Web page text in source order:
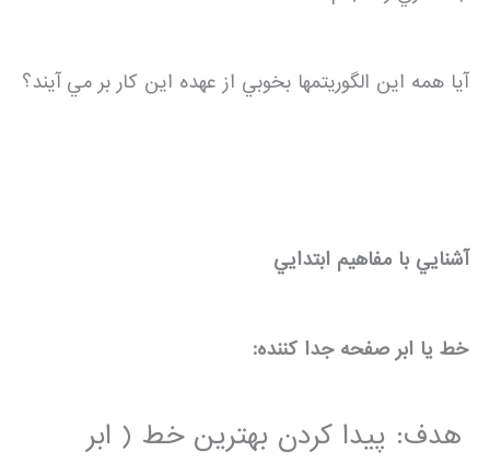
آيا همه اين الگوريتمها بخوبي از عهده اين کار بر مي آيند؟
آشنايي با مفاهيم ابتدايي
خط يا ابر صفحه جدا کننده:
هدف: پيدا کردن بهترين خط ( ابر